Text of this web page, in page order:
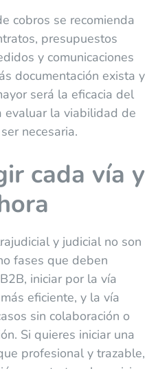
cobros se recomienda
presupuestos
y comunicaciones
documentación exista y
será la eficacia del
evaluar la viabilidad de
necesaria.
cada vía y
y judicial no son
fases que deben
iniciar por la vía
eficiente, y la vía
sin colaboración o
Si quieres iniciar una
profesional y trazable,